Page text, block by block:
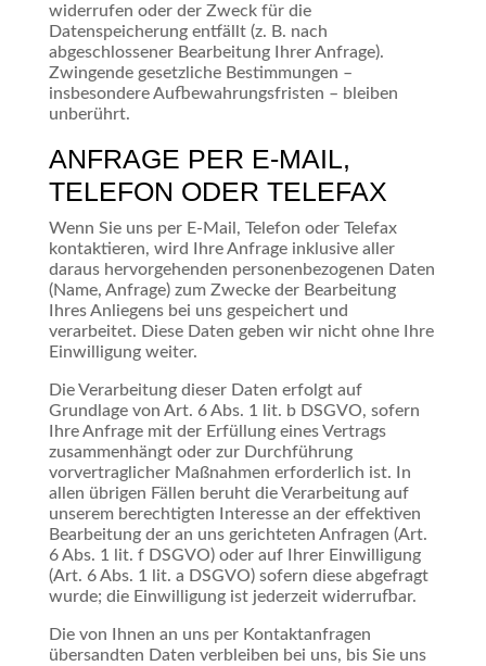
widerrufen oder der Zweck für die
Datenspeicherung entfällt (z. B. nach
abgeschlossener Bearbeitung Ihrer Anfrage).
Zwingende gesetzliche Bestimmungen –
insbesondere Aufbewahrungsfristen – bleiben
unberührt.
ANFRAGE PER E-MAIL,
TELEFON ODER TELEFAX
Wenn Sie uns per E-Mail, Telefon oder Telefax
kontaktieren, wird Ihre Anfrage inklusive aller
daraus hervorgehenden personenbezogenen Daten
(Name, Anfrage) zum Zwecke der Bearbeitung
Ihres Anliegens bei uns gespeichert und
verarbeitet. Diese Daten geben wir nicht ohne Ihre
Einwilligung weiter.
Die Verarbeitung dieser Daten erfolgt auf
Grundlage von Art. 6 Abs. 1 lit. b DSGVO, sofern
Ihre Anfrage mit der Erfüllung eines Vertrags
zusammenhängt oder zur Durchführung
vorvertraglicher Maßnahmen erforderlich ist. In
allen übrigen Fällen beruht die Verarbeitung auf
unserem berechtigten Interesse an der effektiven
Bearbeitung der an uns gerichteten Anfragen (Art.
6 Abs. 1 lit. f DSGVO) oder auf Ihrer Einwilligung
(Art. 6 Abs. 1 lit. a DSGVO) sofern diese abgefragt
wurde; die Einwilligung ist jederzeit widerrufbar.
Die von Ihnen an uns per Kontaktanfragen
übersandten Daten verbleiben bei uns, bis Sie uns